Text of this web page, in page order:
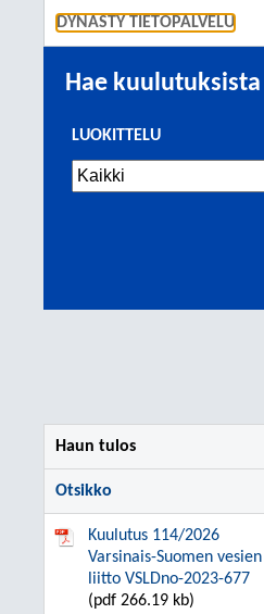
DYNASTY TIETOPALVELU
Hae kuulutuksista
LUOKITTELU
Haun tulos
Otsikko
Kuulutus 114/2026
Varsinais-Suomen
liitto VSLDno-2023-677
(pdf 266.19 kb)